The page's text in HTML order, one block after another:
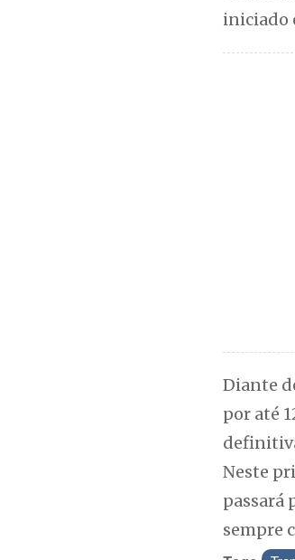
iniciado
Diante
por até
Neste
passará
sempre